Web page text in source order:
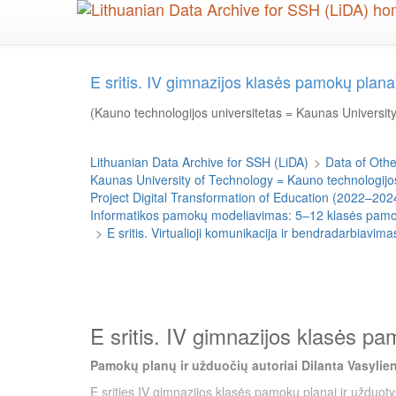
E sritis. IV gimnazijos klasės pamokų
(Kauno technologijos universitetas = Kaunas
Lithuanian Data Archive for SSH (LiDA) > Data of
Kaunas University of Technology = Kauno
Project Digital Transformation of Education
Informatikos pamokų modeliavimas: 5–12 klasės
> E sritis. Virtualioji komunikacija ir
E sritis. IV gimnazijos klasės
Pamokų planų ir užduočių autoriai Dilanta
E srities IV gimnazijos klasės pamokų planai ir